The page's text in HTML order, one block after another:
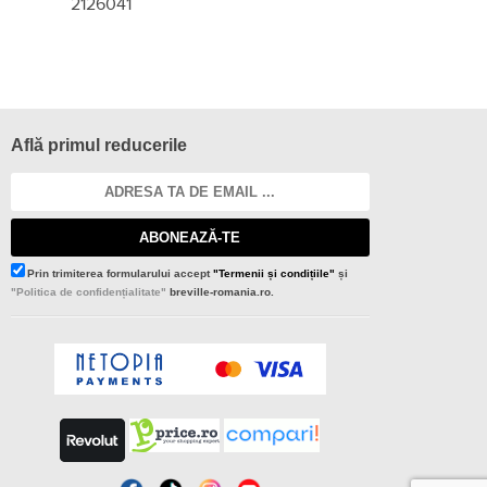
2126041
Află primul reducerile
ABONEAZĂ-TE
Prin trimiterea formularului accept"Termenii și condițiile" și
"Politica de confidențialitate" breville-romania.ro.